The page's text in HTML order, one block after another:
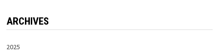
ARCHIVES
2025